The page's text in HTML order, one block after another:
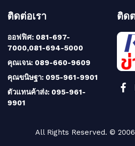
ติดต่อเรา
ออฟฟิศ: 081-697-
7000,081-694-5000
คุณเจน: 089-660-9609
คุณขนิษฐา: 095-961-9901
ตัวแทนค้าส่ง: 095-961-
9901
ติด
All Rights Reserved. © 2006